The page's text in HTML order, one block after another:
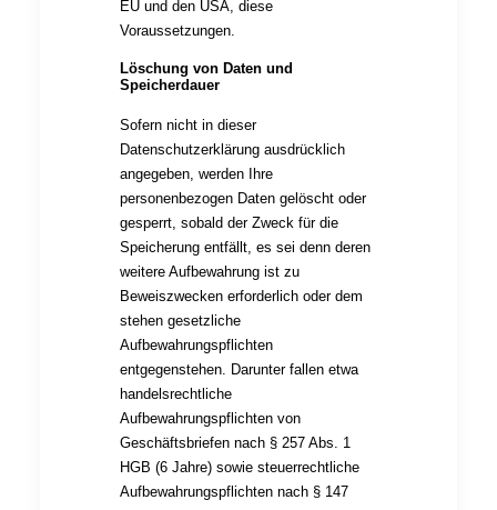
EU und den USA, diese
Voraussetzungen.
Löschung von Daten und
Speicherdauer
Sofern nicht in dieser
Datenschutzerklärung ausdrücklich
angegeben, werden Ihre
personenbezogen Daten gelöscht oder
gesperrt, sobald der Zweck für die
Speicherung entfällt, es sei denn deren
weitere Aufbewahrung ist zu
Beweiszwecken erforderlich oder dem
stehen gesetzliche
Aufbewahrungspflichten
entgegenstehen. Darunter fallen etwa
handelsrechtliche
Aufbewahrungspflichten von
Geschäftsbriefen nach § 257 Abs. 1
HGB (6 Jahre) sowie steuerrechtliche
Aufbewahrungspflichten nach § 147